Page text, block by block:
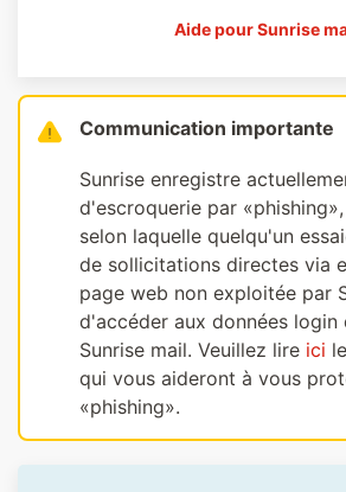
Aide pour Sunrise
Communication importante
Sunrise enregistre
d'escroquerie par
selon laquelle quelqu'un
de sollicitations directes via
page web non exploitée par
d'accéder aux données login
Sunrise mail. Veuillez lire ici
qui vous aideront à vous
«phishing».